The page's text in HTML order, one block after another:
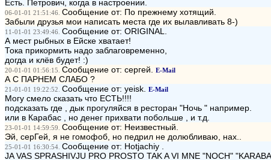
Есть. Петрович, когда в настроении.
06-01-01 21:51:46. Сообщение от: По прежнему хотящий.
Забыли друзья мои написать места где их вылавливать 8-)
11-01-01 23:49:46. Сообщение от: ORIGINAL.
А мест рыбных в Ейске хватает!
Тока прикормить надо заблаговременно,
догда и клёв будет! :)
20-01-01 01:56:15. Сообщение от: ceргей. E-Mail
А С ПАРНЕМ СЛАБО ?
21-01-01 19:22:52. Сообщение от: yeisk. E-Mail
Могу смело сказать что ЕСТЬ!!!!
подсказать где , дык прогуляйся в ресторан "Ночь " например.
или в Карабас , но денег прихвати побольше , и т.д.
23-01-01 14:59:59. Сообщение от: Неизвестный.
Эй, серГей, я не гомофоб, но педрил не долюбливаю, нах..
25-01-01 16:30:54. Сообщение от: Hotjachiy .
JA VAS SPRASHIVJU PRO PROSTO TAK A VI MNE "NOCH"